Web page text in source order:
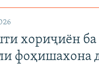
хориҷиён
фоҳишахона